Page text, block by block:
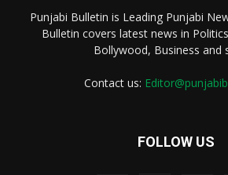
Punjabi Bulletin is Leading Punjabi
Bulletin covers latest news in
Bollywood, Business and
Contact us:
FOLLOW US